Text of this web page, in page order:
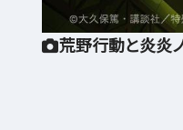
荒野行動と炎炎